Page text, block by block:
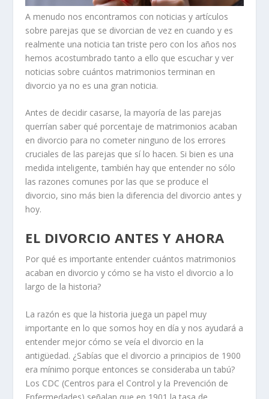
A menudo nos encontramos con noticias y artículos
sobre parejas que se divorcian de vez en cuando y es
realmente una noticia tan triste pero con los años nos
hemos acostumbrado tanto a ello que escuchar y ver
noticias sobre cuántos matrimonios terminan en
divorcio ya no es una gran noticia.
Antes de decidir casarse, la mayoría de las parejas
querrían saber qué porcentaje de matrimonios acaban
en divorcio para no cometer ninguno de los errores
cruciales de las parejas que sí lo hacen. Si bien es una
medida inteligente, también hay que entender no sólo
las razones comunes por las que se produce el
divorcio, sino más bien la diferencia del divorcio antes y
hoy.
EL DIVORCIO ANTES Y AHORA
Por qué es importante entender cuántos matrimonios
acaban en divorcio y cómo se ha visto el divorcio a lo
largo de la historia?
La razón es que la historia juega un papel muy
importante en lo que somos hoy en día y nos ayudará a
entender mejor cómo se veía el divorcio en la
antigüedad. ¿Sabías que el divorcio a principios de 1900
era mínimo porque entonces se consideraba un tabú?
Los CDC (Centros para el Control y la Prevención de